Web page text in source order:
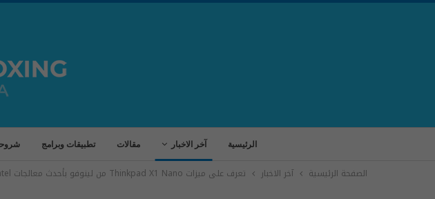
الرئيسية آخر الاخبار مقالات تطبيقات وبرامج
الصفحة الرئيسية آخر الاخبار تعرف على ميزات Thinkpad X1 Nano من لينوفو بأحدث معالجات Intel